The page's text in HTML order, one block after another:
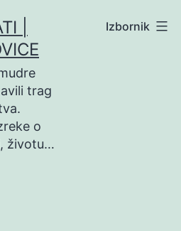
|
trag
o
životu…
Izbornik